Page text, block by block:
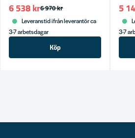
6 970 kr
6 538 kr
Leveranstid ifrån leverantör ca
3-7 arbetsdagar
Köp
5
3-7